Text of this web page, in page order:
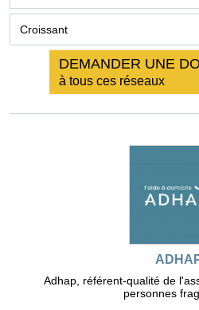
DEMANDER UNE
à tous ces réseaux
Adhap, référent-qualité de
personnes